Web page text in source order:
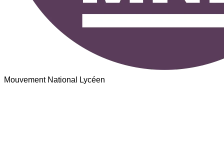
Mouvement National Lycéen